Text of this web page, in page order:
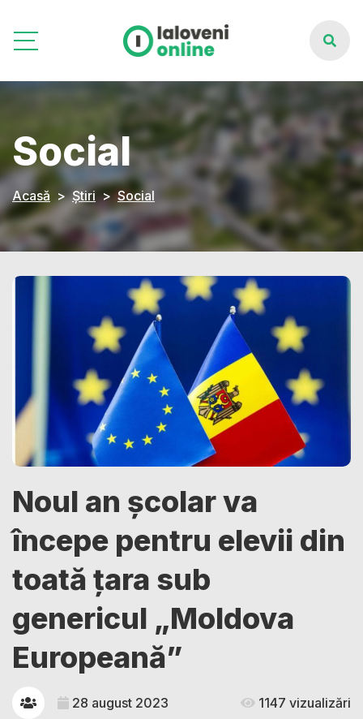
Social
Acasă Știri Social
Noul an școlar va
începe pentru elevii din
toată țara sub
genericul „Moldova
Europeană”
28 august 2023 1147 vizualizări